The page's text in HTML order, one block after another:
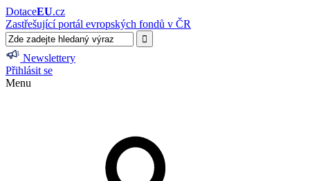
DotaceEU.cz
Zastřešující portál evropských fondů v ČR
Newslettery
Přihlásit se
Menu